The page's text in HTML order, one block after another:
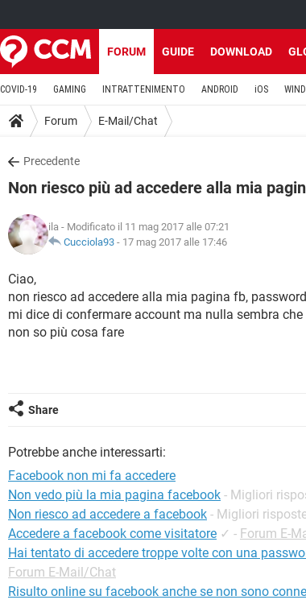
FORUM GUIDE DOWNLOAD
COVID-19 GAMING INTRATTENIMENTO ANDROID iOS
Forum E-Mail/Chat
Precedente
Non riesco più ad accedere alla mia
ila - Modificato il 11 mag 2017 alle 07:21
Cucciola93 - 17 mag 2017 alle 17:46
Ciao,
non riesco ad accedere alla mia pagina fb,
mi dice di confermare account ma nulla sembra
non so più cosa fare
Share
Potrebbe anche interessarti:
Facebook non mi fa accedere
Non vedo più la mia pagina facebook - Migliori
Non riesco ad accedere a facebook - Migliori
Accedere a facebook come visitatore ✓ - Forum E-
Hai tentato di accedere troppe volte con una
Forum E-Mail/Chat
Risulto online su facebook anche se non sono